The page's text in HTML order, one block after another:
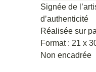
Signée de
d’authenticité
Réalisée sur
Format : 21 x
Non encadrée